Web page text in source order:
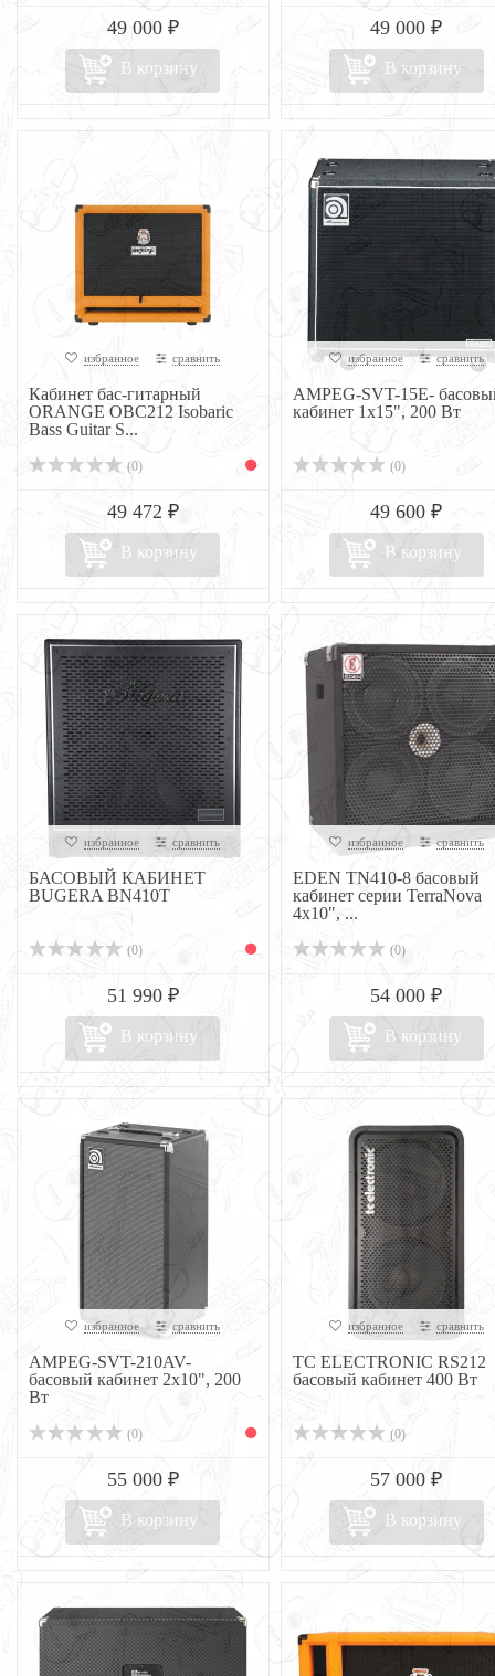
49 000 ₽
В корзину
49 000 ₽
В корзину
избранное сравнить
Кабинет бас-гитарный
ORANGE OBC212 Isobaric
Bass Guitar S...
(0)
49 472 ₽
В корзину
избранное сравнить
AMPEG-SVT-15E-
кабинет 1х15", 200 Вт
(0)
49 600 ₽
В корзину
избранное сравнить
БАСОВЫЙ КАБИНЕТ
BUGERA BN410T
(0)
51 990 ₽
В корзину
избранное сравнить
EDEN TN410-8 басовый
кабинет серии TerraNova
4x10", ...
(0)
54 000 ₽
В корзину
избранное сравнить
AMPEG-SVT-210AV-
басовый кабинет 2х10", 200
Вт
(0)
55 000 ₽
В корзину
избранное сравнить
TC ELECTRONIC RS212
басовый кабинет 400 Вт
(0)
57 000 ₽
В корзину